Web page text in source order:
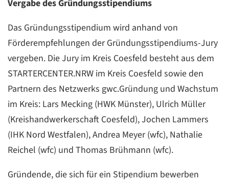
Vergabe des Gründungsstipendiums
Das Gründungsstipendium wird anhand von
Förderempfehlungen der Gründungsstipendiums-Jury
vergeben. Die Jury im Kreis Coesfeld besteht aus dem
STARTERCENTER.NRW im Kreis Coesfeld sowie den
Partnern des Netzwerks gwc.Gründung und Wachstum
im Kreis: Lars Mecking (HWK Münster), Ulrich Müller
(Kreishandwerkerschaft Coesfeld), Jochen Lammers
(IHK Nord Westfalen), Andrea Meyer (wfc), Nathalie
Reichel (wfc) und Thomas Brühmann (wfc).
Gründende, die sich für ein Stipendium bewerben